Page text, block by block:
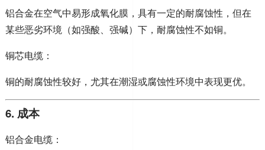
铝合金在空气中易形成氧化膜，具有一定的耐腐蚀性，但在
某些恶劣环境（如强酸、强碱）下，耐腐蚀性不如铜。
铜芯电缆：
铜的耐腐蚀性较好，尤其在潮湿或腐蚀性环境中表现更优。
6. 成本
铝合金电缆：